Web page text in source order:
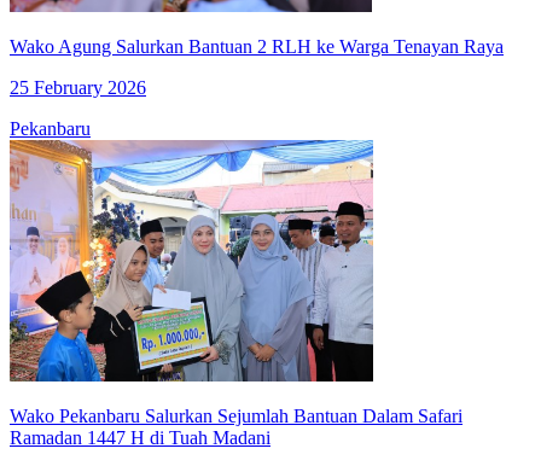
Wako Agung Salurkan Bantuan 2 RLH ke Warga Tenayan Raya
25 February 2026
Pekanbaru
Wako Pekanbaru Salurkan Sejumlah Bantuan Dalam Safari
Ramadan 1447 H di Tuah Madani